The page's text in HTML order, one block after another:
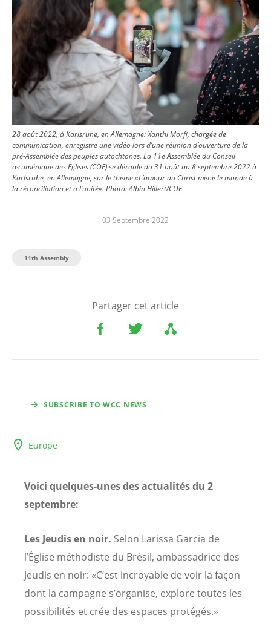
28 août 2022, à Karlsruhe, en Allemagne: Xanthi Morfi, chargée de
communication, enregistre une vidéo lors d’une réunion d’ouverture de la
pré-Assemblée des peuples autochtones. La 11e Assemblée du Conseil
œcuménique des Églises (COE) se déroule du 31 août au 8 septembre 2022 à
Karlsruhe, en Allemagne, sur le thème «L’amour du Christ mène le monde à
la réconciliation et à l’unité». Photo:Albin Hillert/COE
03 Septembre 2022
11th Assembly
Partager cet article
SUBSCRIBE TO WCC NEWS
Europe
Voici quelques-unes des actualités du 2
septembre:
Les Jeudis en noir. Selon Larissa Garcia de
l’Église méthodiste du Brésil, ambassadrice des
Jeudis en noir: «C’est incroyable de voir la façon
dont la campagne s’organise, explore toutes les
possibilités et crée des espaces protégés.»